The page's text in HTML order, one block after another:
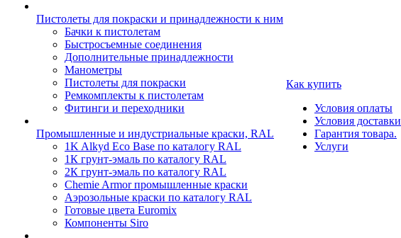
Пистолеты для покраски и принадлежности к ним
Бачки к пистолетам
Быстросъемные соединения
Дополнительные принадлежности
Манометры
Пистолеты для покраски
Ремкомплекты к пистолетам
Фитинги и переходники
Промышленные и индустриальные краски, RAL
1K Alkyd Eco Base по каталогу RAL
1К грунт-эмаль по каталогу RAL
2К грунт-эмаль по каталогу RAL
Chemie Armor промышленные краски
Аэрозольные краски по каталогу RAL
Готовые цвета Euromix
Компоненты Siro
Как купить
Условия оплаты
Условия доставки
Гарантия товара.
Услуги